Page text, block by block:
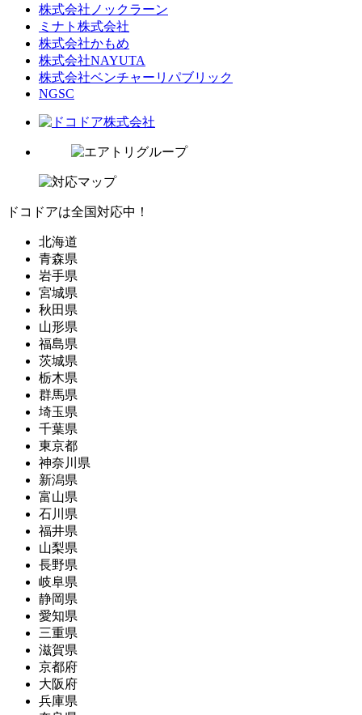
株式会社ノックラーン
ミナト株式会社
株式会社かもめ
株式会社NAYUTA
株式会社ベンチャーリパブリック
NGSC
ドコドアは全国対応中！
北海道
青森県
岩手県
宮城県
秋田県
山形県
福島県
茨城県
栃木県
群馬県
埼玉県
千葉県
東京都
神奈川県
新潟県
富山県
石川県
福井県
山梨県
長野県
岐阜県
静岡県
愛知県
三重県
滋賀県
京都府
大阪府
兵庫県